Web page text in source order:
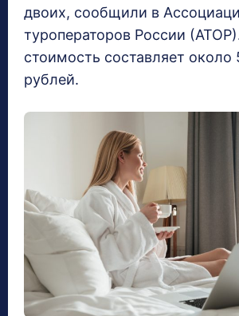
двоих, сообщили в
туроператоров России
стоимость составляет около
рублей.